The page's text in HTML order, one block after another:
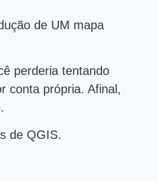
de UM mapa
perderia tentando
conta própria. Afinal,
de QGIS.